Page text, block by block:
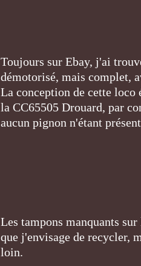
Toujours sur Ebay, j'ai
démotorisé, mais complet,
La conception de cette
la CC65505 Drouard, par
aucun pignon n'étant
Les tampons manquants
que j'envisage de recycler,
loin.